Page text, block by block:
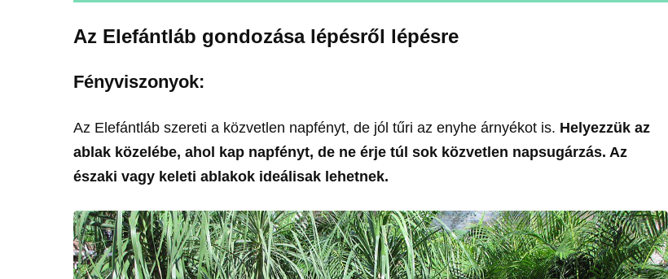
Az Elefántláb gondozása lépésről lépésre
Fényviszonyok:
Az Elefántláb szereti a közvetlen napfényt, de jól tűri az enyhe árnyékot is. Helyezzük az
ablak közelébe, ahol kap napfényt, de ne érje túl sok közvetlen napsugárzás. Az
északi vagy keleti ablakok ideálisak lehetnek.